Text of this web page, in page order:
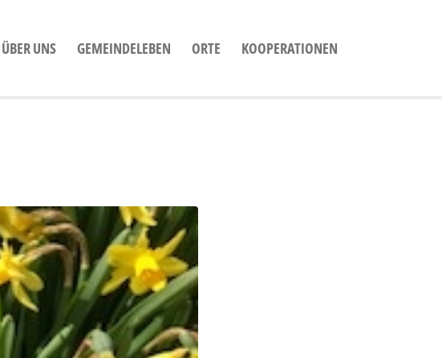
ÜBER UNS GEMEINDELEBEN ORTE KOOPERATIONEN